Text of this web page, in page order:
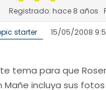
Registrado: hace 8 años
starter 15/05/2008
tema para que
Mañe incluya sus